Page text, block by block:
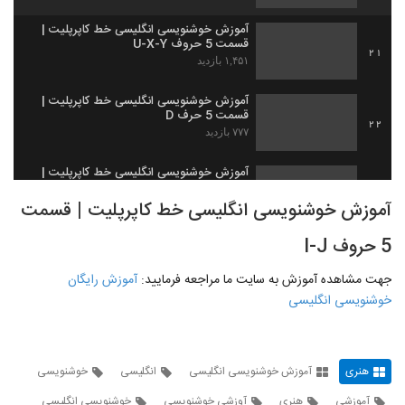
21
آموزش خوشنویسی انگلیسی خط کاپرپلیت |
قسمت 5 حروف U-X-Y
۱,۴۵۱ بازدید
22
آموزش خوشنویسی انگلیسی خط کاپرپلیت |
قسمت 5 حرف D
۷۷۷ بازدید
آموزش خوشنویسی انگلیسی خط کاپرپلیت |
۱,۰۹۵ بازدید
۷۴۸ بازدید
آموزش خوشنویسی انگلیسی خط کاپرپلیت | قسمت
5 حروف I-J
جهت مشاهده آموزش به سایت ما مراجعه فرمایید:آموزش رایگان
خوشنویسی انگلیسی
هنری آموزش خوشنویسی انگلیسی انگلیسی
خوشنویسی